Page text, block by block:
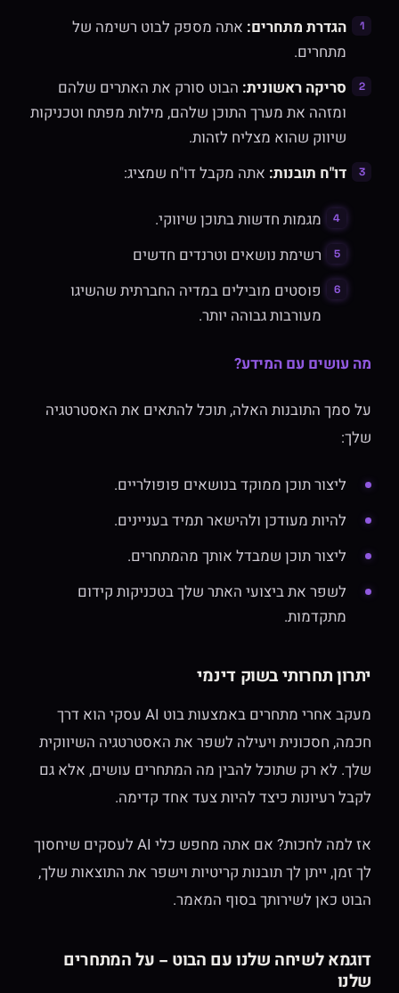
הגדרת מתחרים:אתה מספק לבוט רשימה של
מתחרים.
סריקה ראשונית:הבוט סורק את האתרים שלהם
ומזהה את מערך התוכן שלהם, מילות מפתח וטכניקות
שיווק שהוא מצליח לזהות.
דו"ח תובנות:אתה מקבל דו"ח שמציג:
מגמות חדשות בתוכן שיווקי.
רשימת נושאים וטרנדים חדשים
פוסטים מובילים במדיה החברתית שהשיגו
מעורבות גבוהה יותר.
מה עושים עם המידע?
על סמך התובנות האלה, תוכל להתאים את האסטרטגיה
שלך:
ליצור תוכן ממוקד בנושאים פופולריים.
להיות מעודכן ולהישאר תמיד בעניינים.
ליצור תוכן שמבדל אותך מהמתחרים.
לשפר את ביצועי האתר שלך בטכניקות קידום
מתקדמות.
יתרון תחרותי בשוק דינמי
מעקב אחרי מתחרים באמצעות בוט AI עסקי הוא דרך
חכמה, חסכונית ויעילה לשפר את האסטרטגיה השיווקית
שלך. לא רק שתוכל להבין מה המתחרים עושים, אלא גם
לקבל רעיונות כיצד להיות צעד אחד קדימה.
אז למה לחכות? אם אתה מחפש כלי AI לעסקים שיחסוך
לך זמן, ייתן לך תובנות קריטיות וישפר את התוצאות שלך,
הבוט כאן לשירותך בסוף המאמר.
דוגמא לשיחה שלנו עם הבוט – על המתחרים
שלנו